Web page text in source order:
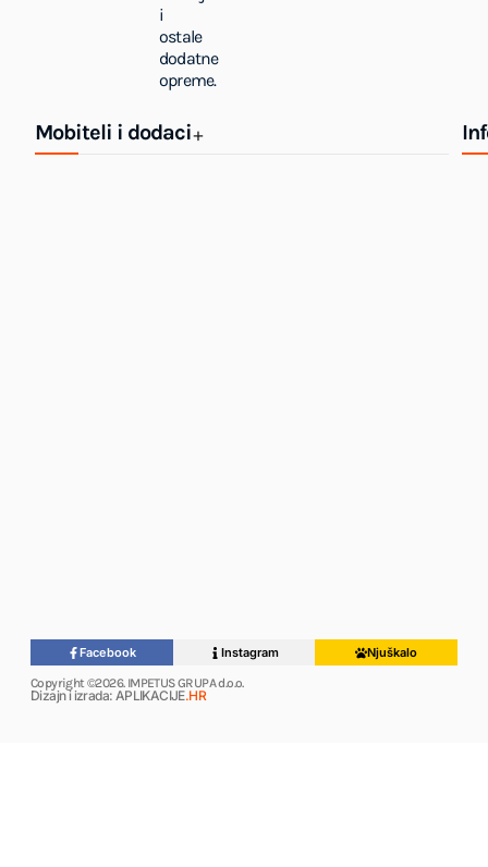
i
ostale
dodatne
opreme.
Facebook Instagram
Njuškalo
Copyright ©2026. IMPETUS GRUPA d.o.o.
Dizajn i izrada: APLIKACIJE.HR
Mobiteli i dodaci+